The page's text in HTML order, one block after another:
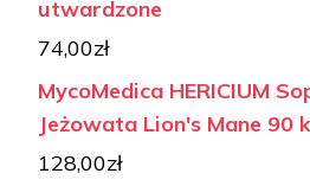
utwardzone
74,00zł
MycoMedica HERICIUM
Jeżowata Lion's Mane 90 k
128,00zł